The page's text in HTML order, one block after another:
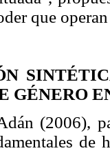
que
GÉNERO
(2006),
de